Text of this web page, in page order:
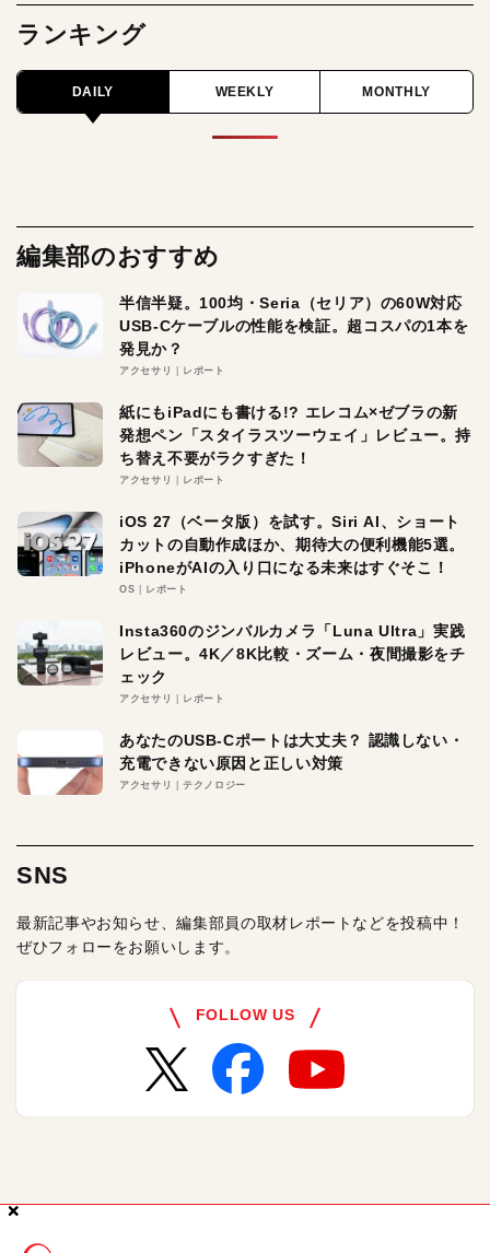
×
×
×
ランキング
DAILY WEEKLY MONTHLY
編集部のおすすめ
半信半疑。100均・Seria（セリア）の60W対応
USB-Cケーブルの性能を検証。超コスパの1本を
発見か？
アクセサリ レポート
紙にもiPadにも書ける!? エレコム×ゼブラの新
発想ペン「スタイラスツーウェイ」レビュー。持
ち替え不要がラクすぎた！
アクセサリ レポート
iOS 27（ベータ版）を試す。Siri AI、ショート
カットの自動作成ほか、期待大の便利機能5選。
iPhoneがAIの入り口になる未来はすぐそこ！
OS レポート
Insta360のジンバルカメラ「Luna Ultra」実践
レビュー。4K／8K比較・ズーム・夜間撮影をチ
ェック
アクセサリ レポート
あなたのUSB-Cポートは大丈夫？ 認識しない・
充電できない原因と正しい対策
アクセサリ テクノロジー
SNS
最新記事やお知らせ、編集部員の取材レポートなどを投稿中！
ぜひフォローをお願いします。
FOLLOW US